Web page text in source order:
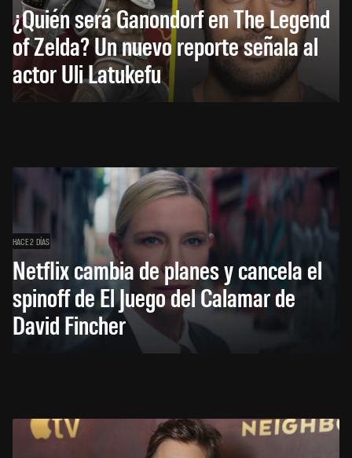
¿Quién será Ganondorf en The Legend
of Zelda? Un nuevo reporte señala al
actor Uli Latukefu
HACE 2 DÍAS
Netflix cambia de planes y cancela el
spinoff de El Juego del Calamar de
David Fincher